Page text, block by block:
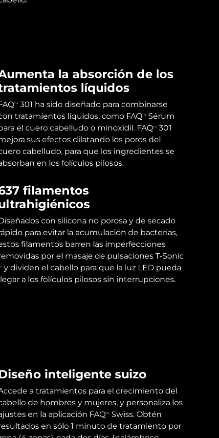
la absorción de los
líquidos
TM
301 ha sido diseñado para combinarse
tratamientos líquidos, como FAQTM
Sérum
el cuero cabelludo o minoxidil. FAQTM
301
sus efectos dilatando los poros del
cabelludo, para que los ingredientes se
en los folículos pilosos.
filamentos
con silicona no porosa y de secado
para evitar la acumulación de bacterias,
filamentos barren las imperfecciones
por el masaje de pulsaciones T-Sonic
y dividen el cabello para que la luz LED pueda
a los folículos pilosos sin interrupciones.
inteligente suizo
a tratamientos para el crecimiento del
de hombres y mujeres, y personaliza los
en la aplicación FAQTM
Swiss. Obtén
en sólo 1 minuto de tratamiento por